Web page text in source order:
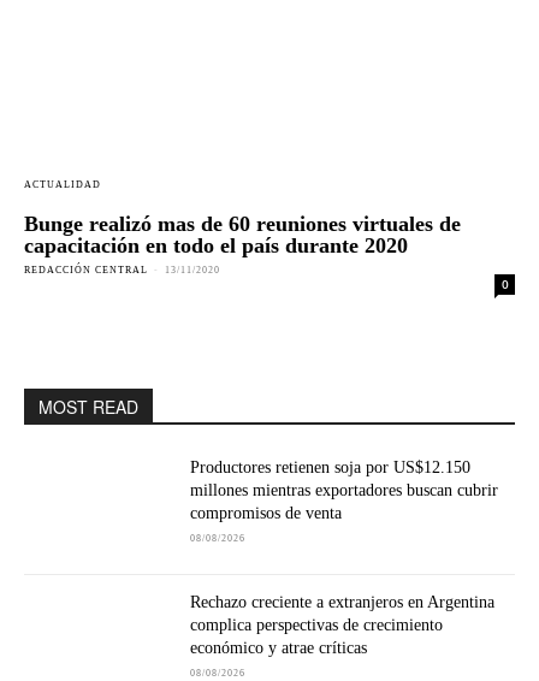
ACTUALIDAD
Bunge realizó mas de 60 reuniones virtuales de
capacitación en todo el país durante 2020
REDACCIÓN CENTRAL - 13/11/2020
0
MOST READ
Productores retienen soja por US$12.150
millones mientras exportadores buscan cubrir
compromisos de venta
08/08/2026
Rechazo creciente a extranjeros en Argentina
complica perspectivas de crecimiento
económico y atrae críticas
08/08/2026